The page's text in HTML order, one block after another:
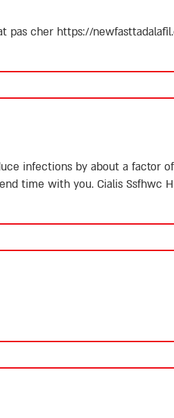
pas cher https://
infections by about a factor of
time with you. Cialis Ssfhwc